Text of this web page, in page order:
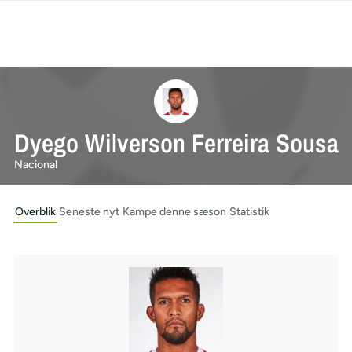
Dyego Wilverson Ferreira Sousa
Nacional
Overblik Seneste nyt Kampe denne sæson Statistik